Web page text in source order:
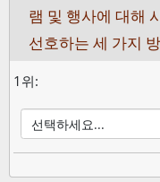
램 및 행사에 대해
선호하는 세 가지
1위: